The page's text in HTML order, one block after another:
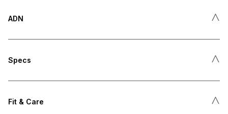
ADN ˄
Specs ˄
Fit & Care ˄